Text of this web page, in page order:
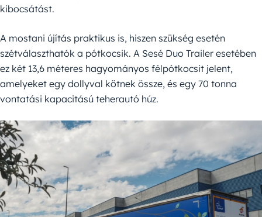
kibocsátást.
A mostani újítás praktikus is, hiszen szükség esetén
szétválaszthatók a pótkocsik. A Sesé Duo Trailer esetében
ez két 13,6 méteres hagyományos félpótkocsit jelent,
amelyeket egy dollyval kötnek össze, és egy 70 tonna
vontatási kapacitású teherautó húz.